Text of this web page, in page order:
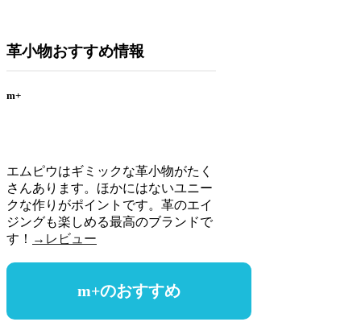
革小物おすすめ情報
m+
エムピウはギミックな革小物がたく
さんあります。ほかにはないユニー
クな作りがポイントです。革のエイ
ジングも楽しめる最高のブランドで
す！ →レビュー
m+のおすすめ